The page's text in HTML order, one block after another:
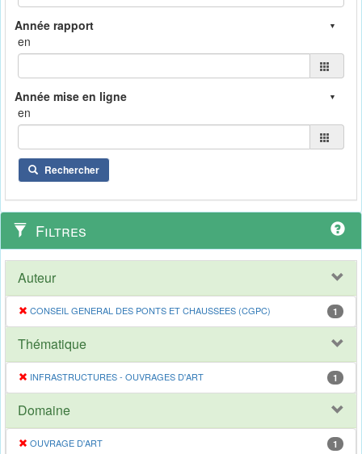
en
en
Rechercher
Filtres
Auteur
CONSEIL GENERAL DES PONTS ET CHAUSSEES (CGPC) 1
Thématique
INFRASTRUCTURES - OUVRAGES D'ART 1
Domaine
OUVRAGE D'ART 1